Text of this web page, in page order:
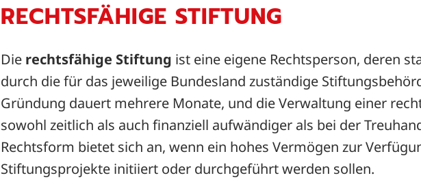
RECHTSFÄHIGE STIFTUNG
Die rechtsfähige Stiftung ist eine eigene Rechtsperson, deren
durch die für das jeweilige Bundesland zuständige
Gründung dauert mehrere Monate, und die Verwaltung einer
sowohl zeitlich als auch finanziell aufwändiger als bei der
Rechtsform bietet sich an, wenn ein hohes Vermögen zur
Stiftungsprojekte initiiert oder durchgeführt werden sollen.